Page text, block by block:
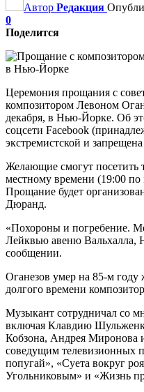
Автор Редакция
0
Поделится
Церемония прощания с
композитором Левоном
декабря, в Нью-Йорке. Об
соцсети Facebook
экстремистской и
Желающие смогут посетить
местному времени (19:00
Прощание будет
Дюранд.
«Похороны и погребение.
Лейквью авеню Вальхалла,
сообщении.
Оганезов умер на 85-м
долгого времени
Музыкант сотрудничал со
включая Клавдию
Кобзона, Андрея Миронова
соведущим телевизионных
попугай», «Суета вокруг
Угольниковым» и «Жизнь